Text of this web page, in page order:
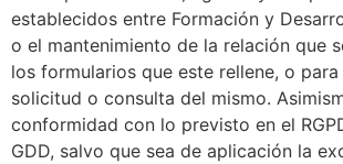
establecidos entre Formación y
o el mantenimiento de la relación que
los formularios que este rellene, o
solicitud o consulta del mismo.
conformidad con lo previsto en el
GDD, salvo que sea de aplicación la